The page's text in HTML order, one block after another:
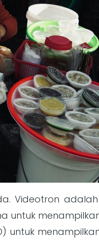
Videotron
untuk
untuk